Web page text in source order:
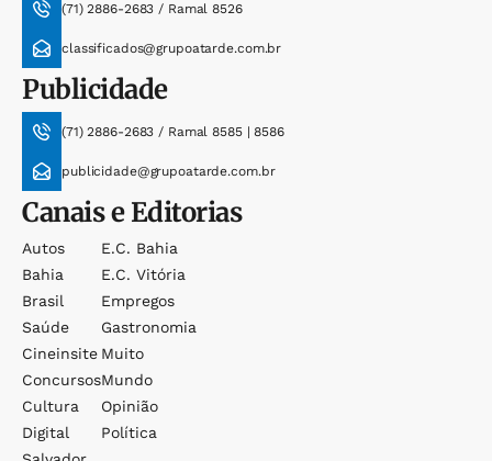
(71) 2886-2683 / Ramal 8526
classificados@grupoatarde.com.br
Publicidade
(71) 2886-2683 / Ramal 8585 | 8586
publicidade@grupoatarde.com.br
Canais e Editorias
Autos
Bahia
Brasil
Saúde
Cineinsite
Concursos
Cultura
Digital
E.c. Bahia
E.c. Vitória
Empregos
Gastronomia
Muito
Mundo
Opinião
Política